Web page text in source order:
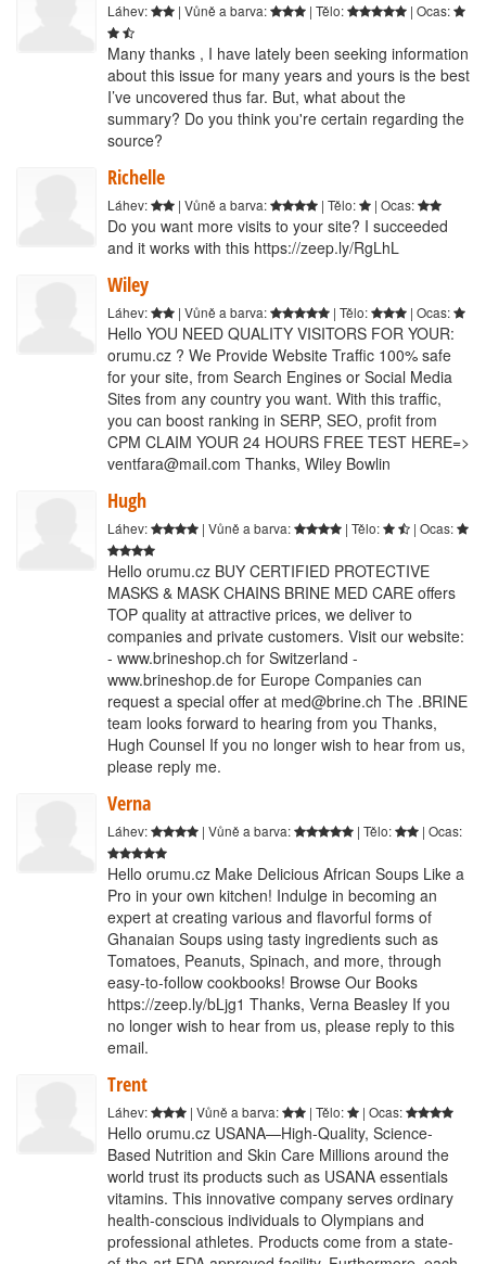
Láhev: | Vůně a barva: | Tělo: | Ocas:
Many thanks , I have lately been seeking information
about this issue for many years and yours is the best
I’ve uncovered thus far. But, what about the
summary? Do you think you're certain regarding the
source?
Richelle
Láhev: | Vůně a barva: | Tělo: | Ocas:
Do you want more visits to your site? I succeeded
and it works with this https://zeep.ly/RgLhL
Wiley
Láhev: | Vůně a barva: | Tělo: | Ocas:
Hello YOU NEED QUALITY VISITORS FOR YOUR:
orumu.cz ? We Provide Website Traffic 100% safe
for your site, from Search Engines or Social Media
Sites from any country you want. With this traffic,
you can boost ranking in SERP, SEO, profit from
CPM CLAIM YOUR 24 HOURS FREE TEST HERE=>
ventfara@mail.com Thanks, Wiley Bowlin
Hugh
Láhev: | Vůně a barva: | Tělo: | Ocas:
Hello orumu.cz BUY CERTIFIED PROTECTIVE
MASKS & MASK CHAINS BRINE MED CARE offers
TOP quality at attractive prices, we deliver to
companies and private customers. Visit our website:
- www.brineshop.ch for Switzerland -
www.brineshop.de for Europe Companies can
request a special offer at med@brine.ch The .BRINE
team looks forward to hearing from you Thanks,
Hugh Counsel If you no longer wish to hear from us,
please reply me.
Verna
Láhev: | Vůně a barva: | Tělo: | Ocas:
Hello orumu.cz Make Delicious African Soups Like a
Pro in your own kitchen! Indulge in becoming an
expert at creating various and flavorful forms of
Ghanaian Soups using tasty ingredients such as
Tomatoes, Peanuts, Spinach, and more, through
easy-to-follow cookbooks! Browse Our Books
https://zeep.ly/bLjg1 Thanks, Verna Beasley If you
no longer wish to hear from us, please reply to this
email.
Trent
Láhev: | Vůně a barva: | Tělo: | Ocas:
Hello orumu.cz USANA—High-Quality, Science-
Based Nutrition and Skin Care Millions around the
world trust its products such as USANA essentials
vitamins. This innovative company serves ordinary
health-conscious individuals to Olympians and
professional athletes. Products come from a state-